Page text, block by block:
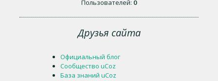
Пользователей: 0
Друзья сайта
Официальный блог
Сообщество uCoz
База знаний uCoz